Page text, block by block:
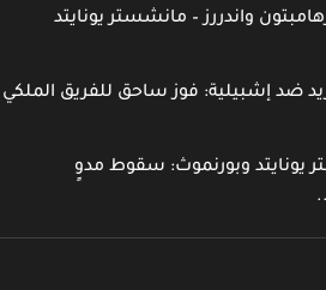
واندررز – مانشستر يونايتد
ضد إشبيلية: فوز ساحق للفريق الملكي
وبورنموث: سقوط مدوٍ